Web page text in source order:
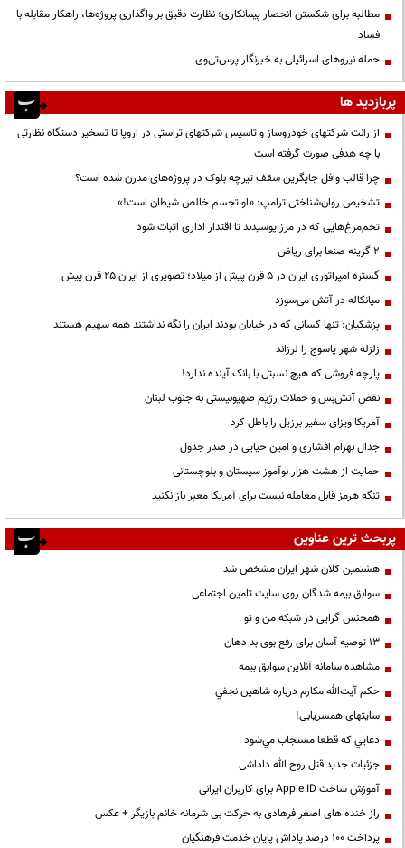
مطالبه برای شکستن انحصار پیمانکاری؛ نظارت دقیق بر واگذاری پروژه‌ها، راهکار مقابله با
فساد
حمله نیروهای اسرائیلی به خبرنگار پرس‌تی‌وی
پربازدید ها
از رانت‌ شرکتهای خودروساز و تاسیس شرکتهای تراستی در اروپا تا تسخیر دستگاه نظارتی
با چه هدفی صورت گرفته است
چرا قالب وافل جایگزین سقف تیرچه بلوک در پروژه‌های مدرن شده است؟
تشخیص روان‌شناختی ترامپ: «او تجسم خالص شیطان است!»
تخم‌مرغ‌هایی که در مرز پوسیدند تا اقتدار اداری اثبات شود
۲ گزینه صنعا برای ریاض
گستره امپراتوری ایران در ۵ قرن پیش از میلاد؛ تصویری از ایران ۲۵ قرن پیش
میانکاله در آتش می‌سوزد
پزشکیان: تنها کسانی که در خیابان بودند ایران را نگه نداشتند همه سهیم هستند
زلزله شهر یاسوج را لرزاند
پارچه فروشی که هیچ نسبتی با بانک آینده ندارد!
نقض آتش‌بس و حملات رژیم صهیونیستی به جنوب لبنان
آمریکا ویزای سفیر برزیل را باطل کرد
جدال بهرام افشاری و امین حیایی در صدر جدول
حمایت از هشت هزار نوآموز سیستان و بلوچستانی
تنگه هرمز قابل معامله نیست برای آمریکا معبر باز نکنید
پربحث ترین عناوین
هشتمین کلان شهر ایران مشخص شد
سوابق بیمه شدگان روی سایت تامین اجتماعی
همجنس گرایی در شبکه من و تو
13 توصیه آسان برای رفع بوی بد دهان
مشاهده سامانه آنلاين سوابق بیمه
حكم آيت‌الله مكارم درباره شاهين نجفي
سایتهای همسریابی!
دعايي كه قطعا مستجاب مي‌شود
جزئیات جدید قتل روح الله داداشی
آموزش ساخت Apple ID برای کاربران ایرانی
راز خنده های اصغر فرهادی به حرکت بی شرمانه خانم بازیگر + عکس
پرداخت ۱۰۰ درصد پاداش پایان خدمت فرهنگیان